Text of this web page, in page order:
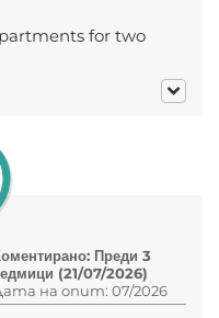
for two
Преди 3
(21/07/2026)
на опит: 07/2026